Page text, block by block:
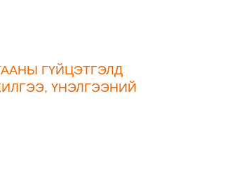
ГҮЙЦЭТГЭЛД
ҮНЭЛГЭЭНИЙ